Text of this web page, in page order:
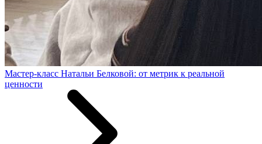
Мастер-класс Натальи Белковой: от метрик к реальной
ценности